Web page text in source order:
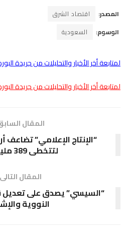
المصدر:
اقتصاد الشرق
الوسوم:
السعودية
لمتابعة أخر الأخبار والتحليلات من جريدة
لمتابعة أخر الأخبار والتحليلات من جريدة
المقال
“الإنتاج الإعلامي” تضاعف
لتتخطى 389 مليون جنيه
المقال التالى
“السيسي” يصدق على تعديل
النووية